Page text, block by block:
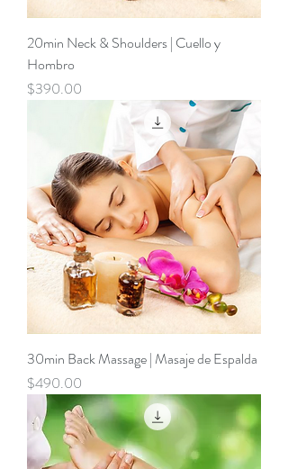
20min Neck & Shoulders | Cuello y
Hombro
Precio
$390.00
30min Back Massage | Masaje de Espalda
Precio
$490.00